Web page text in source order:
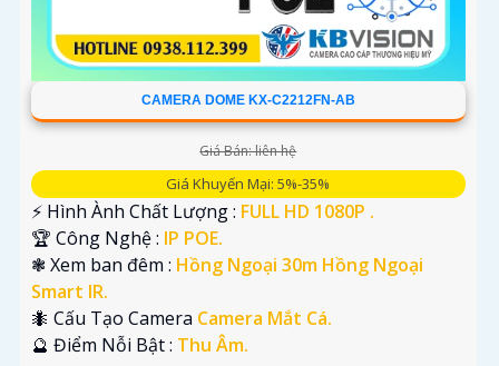
CAMERA DOME KX-C2212FN-AB
Giá Bán: liên hệ
Giá Khuyến Mại: 5%-35%
️⚡ Hình Ành Chất Lượng : FULL HD 1080P .
🏆 Công Nghệ : IP POE.
❃ Xem ban đêm : Hồng Ngoại 30m Hồng Ngoại
Smart IR.
🐜 Cấu Tạo Camera Camera Mắt Cá.
️🔮 Điểm Nỗi Bật : Thu Âm.